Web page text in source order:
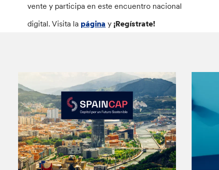
vente y participa en este encuentro nacional
digital. Visita la página y¡Regístrate!